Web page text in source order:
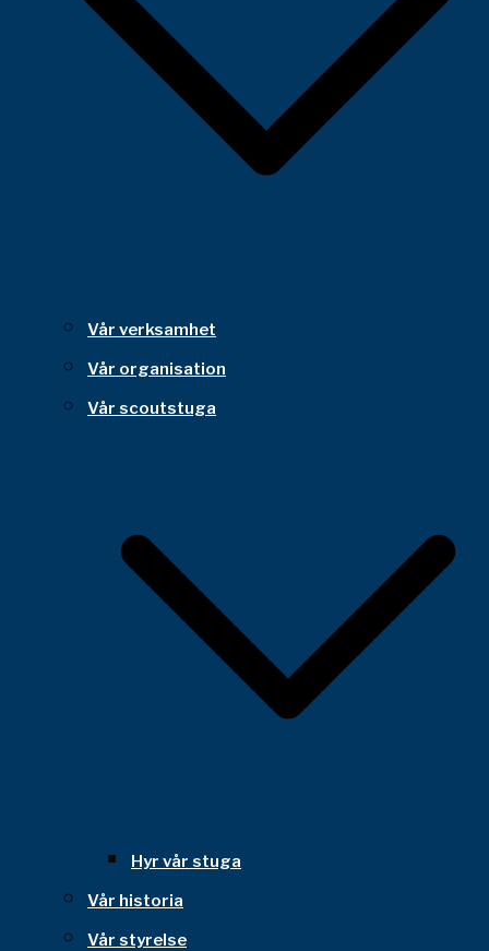
Vår verksamhet
Vår organisation
Vår scoutstuga
Hyr vår stuga
Vår historia
Vår styrelse